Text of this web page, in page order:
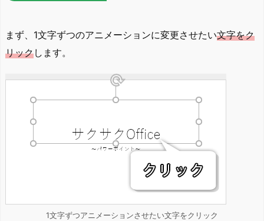
まず、1文字ずつのアニメーションに変更させたい文字をク
リックします。
1文字ずつアニメーションさせたい文字をクリック